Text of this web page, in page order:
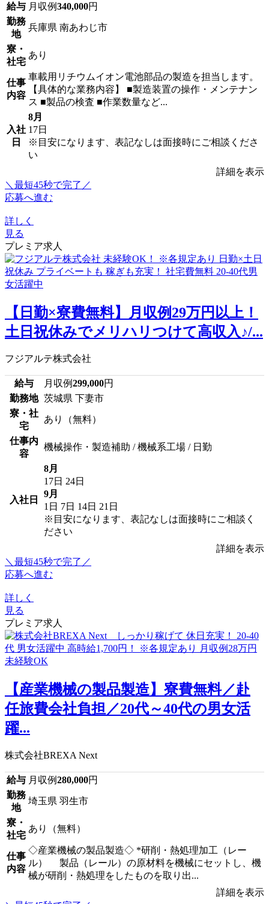
給与 月収例340,000円
勤務
地
兵庫県 南あわじ市
寮・
社宅
あり
仕事
内容
車載用リチウムイオン電池部品の製造を担当します。
【具体的な業務内容】 ■製造装置の操作・メンテナン
ス ■製品の検査 ■作業数量など...
入社
日
8月
17日
※目安になります、表記なしは面接時にご相談くださ
い
詳細を表示
＼最短45秒で完了／
応募へ進む
詳しく
見る
プレミア求人
【日勤×寮費無料】月収例29万円以上！
土日祝休みでメリハリつけて高収入♪/...
フジアルテ株式会社
給与 月収例299,000円
勤務地 茨城県 下妻市
寮・社
宅
あり（無料）
仕事内
容
機械操作・製造補助 / 機械系工場 / 日勤
入社日
8月
17日 24日
9月
1日 7日 14日 21日
※目安になります、表記なしは面接時にご相談く
ださい
詳細を表示
＼最短45秒で完了／
応募へ進む
詳しく
見る
プレミア求人
【産業機械の製品製造】寮費無料／赴
任旅費会社負担／20代～40代の男女活
躍...
株式会社BREXA Next
給与 月収例280,000円
勤務
地
埼玉県 羽生市
寮・
社宅
あり（無料）
仕事
内容
◇産業機械の製品製造◇ *研削・熱処理加工（レー
ル） 製品（レール）の原材料を機械にセットし、機
械が研削・熱処理をしたものを取り出...
詳細を表示